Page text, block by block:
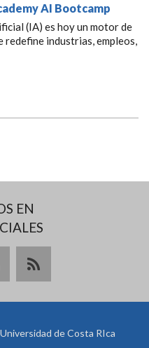
AI Bootcamp
(IA) es hoy un motor de
redefine industrias, empleos,
EN
de Costa RIca